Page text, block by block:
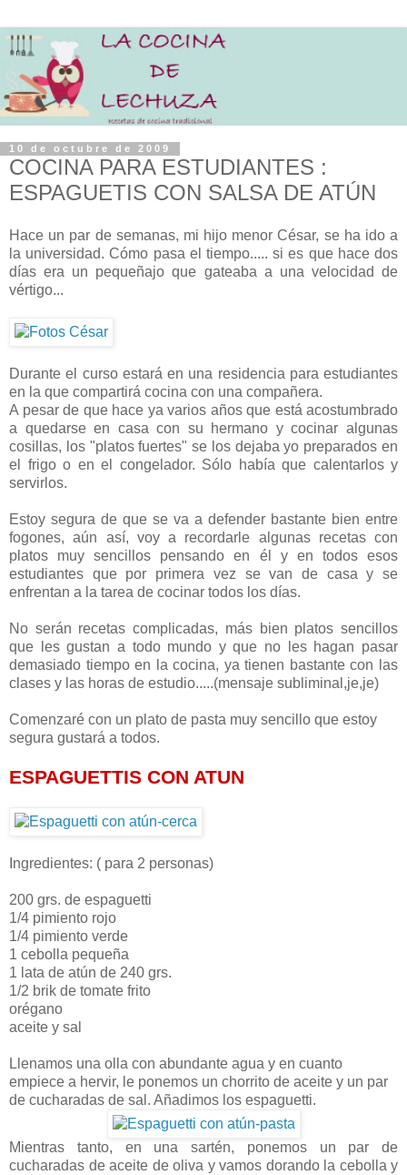
10 de octubre de 2009
COCINA PARA ESTUDIANTES :
ESPAGUETIS CON SALSA DE ATÚN
Hace un par de semanas, mi hijo menor César, se ha ido a
la universidad. Cómo pasa el tiempo..... si es que hace dos
días era un pequeñajo que gateaba a una velocidad de
vértigo...
Durante el curso estará en una residencia para estudiantes
en la que compartirá cocina con una compañera.
A pesar de que hace ya varios años que está acostumbrado
a quedarse en casa con su hermano y cocinar algunas
cosillas, los "platos fuertes" se los dejaba yo preparados en
el frigo o en el congelador. Sólo había que calentarlos y
servirlos.
Estoy segura de que se va a defender bastante bien entre
fogones, aún así, voy a recordarle algunas recetas con
platos muy sencillos pensando en él y en todos esos
estudiantes que por primera vez se van de casa y se
enfrentan a la tarea de cocinar todos los días.
No serán recetas complicadas, más bien platos sencillos
que les gustan a todo mundo y que no les hagan pasar
demasiado tiempo en la cocina, ya tienen bastante con las
clases y las horas de estudio.....(mensaje subliminal,je,je)
Comenzaré con un plato de pasta muy sencillo que estoy
segura gustará a todos.
ESPAGUETTIS CON ATUN
Ingredientes: ( para 2 personas)
200 grs. de espaguetti
1/4 pimiento rojo
1/4 pimiento verde
1 cebolla pequeña
1 lata de atún de 240 grs.
1/2 brik de tomate frito
orégano
aceite y sal
Llenamos una olla con abundante agua y en cuanto
empiece a hervir, le ponemos un chorrito de aceite y un par
de cucharadas de sal. Añadimos los espaguetti.
Mientras tanto, en una sartén, ponemos un par de
cucharadas de aceite de oliva y vamos dorando la cebolla y